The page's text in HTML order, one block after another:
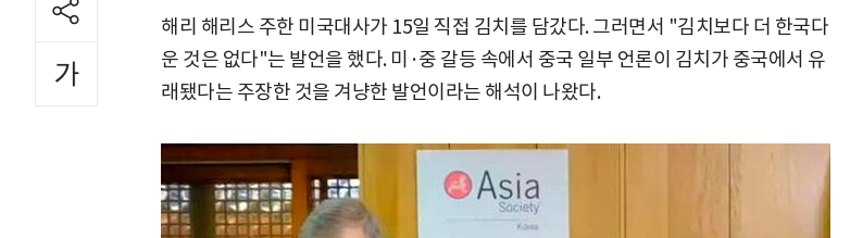
해리 해리스 주한 미국대사가 15일 직접 김치를 담갔다. 그러면서 "김치보다 더 한국다
운 것은 없다"는 발언을 했다. 미·중 갈등 속에서 중국 일부 언론이 김치가 중국에서 유
래됐다는 주장한 것을 겨냥한 발언이라는 해석이 나왔다.